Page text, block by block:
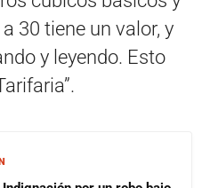
30 tiene un valor, y
y leyendo. Esto